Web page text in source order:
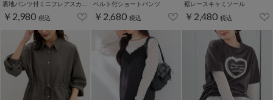
裏地パンツ付ミニフレアスカート
￥2,980 税込
ベルト付ショートパンツ
￥2,680 税込
裾レースキャミソール
￥2,480 税込